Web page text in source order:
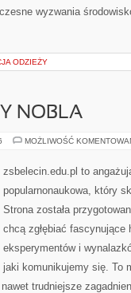
wyzwania
ODZIEŻY
NOBLA
MOŻLIWOŚĆ
zsbelecin.edu.pl to
popularnonaukowa, który
Strona została
chcą zgłębiać fascynujące
eksperymentów i
jaki komunikujemy się. To
trudniejsze